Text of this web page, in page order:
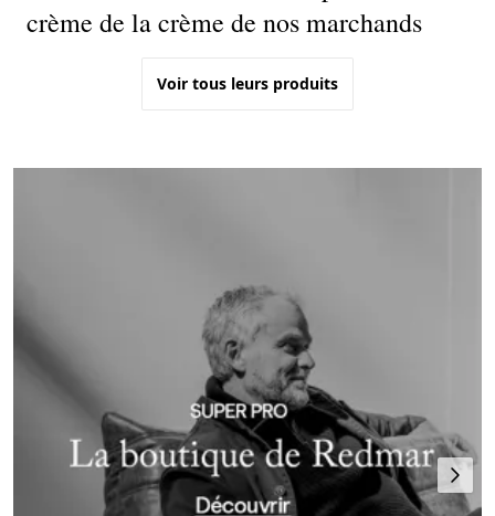
crème de la crème de nos marchands
Voir tous leurs produits